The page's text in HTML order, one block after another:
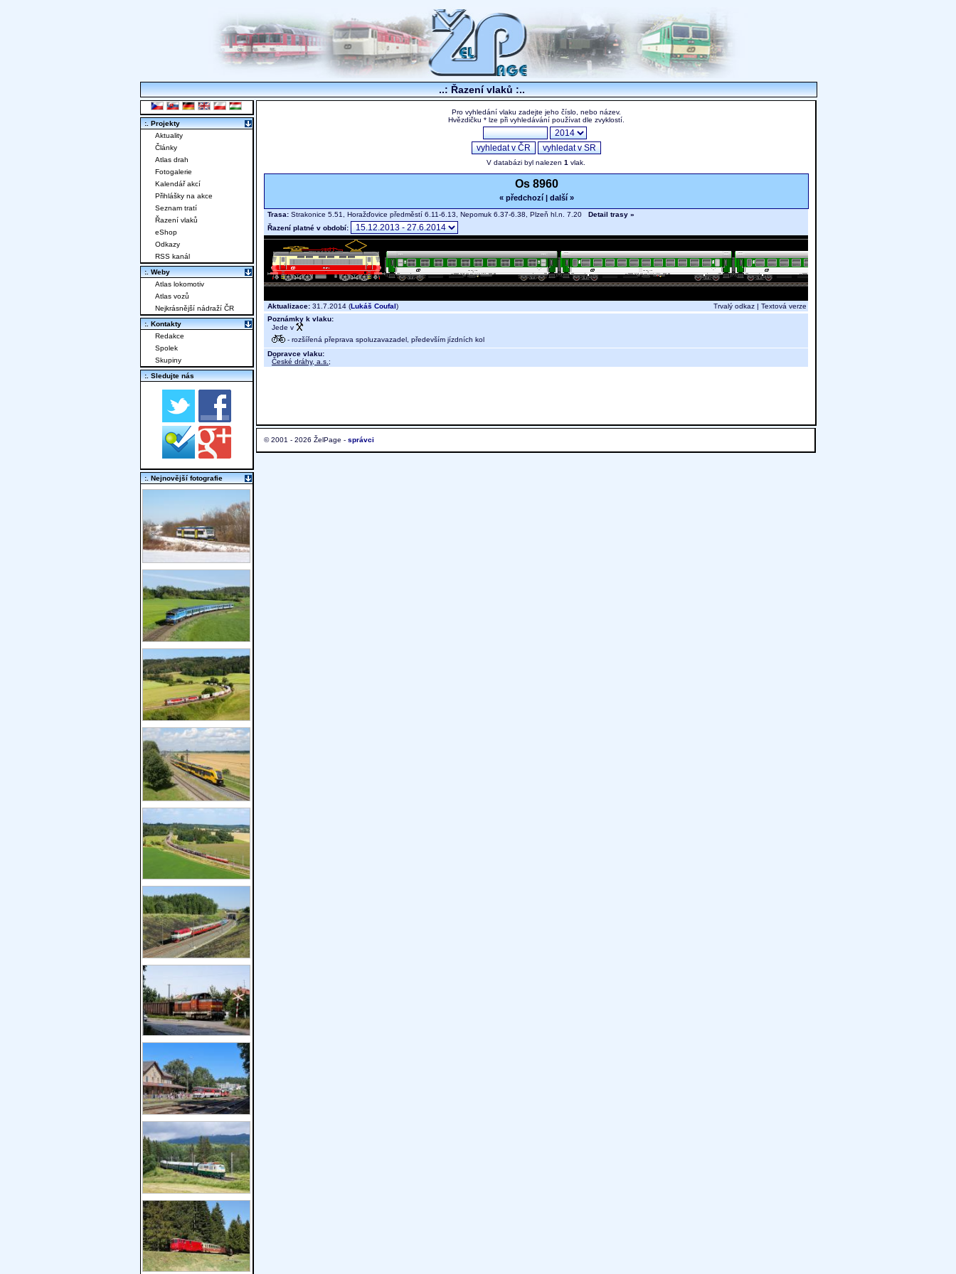
..: Řazení vlaků :..
Pro vyhledání vlaku zadejte jeho číslo, nebo název.
Hvězdičku * lze při vyhledávání používat dle zvyklostí.
V databázi byl nalezen 1 vlak.
Os 8960
« předchozí| další »
Trasa: Strakonice 5.51, Horažďovice předměstí 6.11-6.13, Nepomuk 6.37-6.38, Plzeň hl.n. 7.20 Detail trasy »
Řazení platné v období:
Aktualizace: 31.7.2014 (Lukáš Coufal) Trvalý odkaz | Textová verze
Poznámky k vlaku:
Jede v
- rozšířená přeprava spoluzavazadel, především jízdních kol
Dopravce vlaku:
České dráhy, a.s. ;
© 2001 - 2026 ŽelPage - správci
:. Projekty
Aktuality
Články
Atlas drah
Fotogalerie
Kalendář akcí
Přihlášky na akce
Seznam tratí
Řazení vlaků
eShop
Odkazy
RSS kanál
:. Weby
Atlas lokomotiv
Atlas vozů
Nejkrásnější nádraží ČR
:. Kontakty
Redakce
Spolek
Skupiny
:. Sledujte nás
:. Nejnovější fotografie